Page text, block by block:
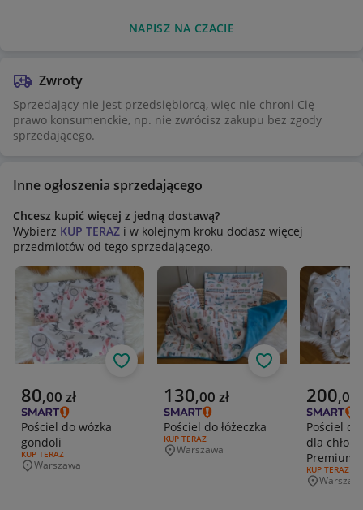
NAPISZ NA CZACIE
Zwroty
Sprzedający nie jest przedsiębiorcą, więc nie chroni Cię
prawo konsumenckie, np. nie zwrócisz zakupu bez zgody
sprzedającego.
Inne ogłoszenia sprzedającego
Chcesz kupić więcej z jedną dostawą?
Wybierz KUP TERAZ i w kolejnym kroku dodasz więcej
przedmiotów od tego sprzedającego.
Aktualna cena
80,00 zł
Pościel do wózka
gondoli
RODZAJ OFERTY:
KUP TERAZ
Miejscowość
Warszawa
Obserwuj
Aktualna cena
130,00 zł
Pościel do łóżeczka
RODZAJ OFERTY:
KUP TERAZ
Miejscowość
Warszawa
Obserwuj
Aktualna
200,00
Pościel do
dla
Premium
RODZAJ
KUP TERAZ